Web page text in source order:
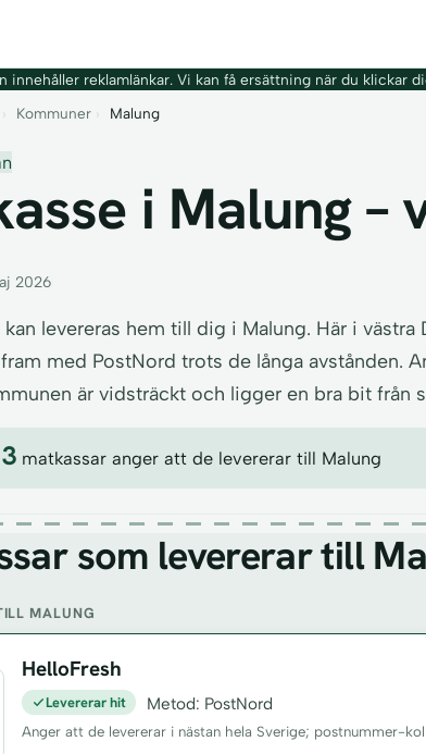
innehåller reklamlänkar. Vi kan få ersättning när du klickar
› Kommuner › Malung
i Malung –
2026
kan levereras hem till dig i Malung. Här i
med PostNord trots de långa avstånden.
är vidsträckt och ligger en bra bit från
matkassar anger att de levererar till Malung
som levererar till
MALUNG
HelloFresh
Levererar hit Metod: PostNord
Anger att de levererar i nästan hela Sverige; postnummer-